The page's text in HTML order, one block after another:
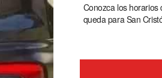
Conozca los horarios
queda para San